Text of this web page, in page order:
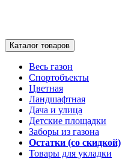
Каталог товаров
Весь газон
Спортобъекты
Цветная
Ландшафтная
Дача и улица
Детские площадки
Заборы из газона
Остатки (со скидкой)
Товары для укладки